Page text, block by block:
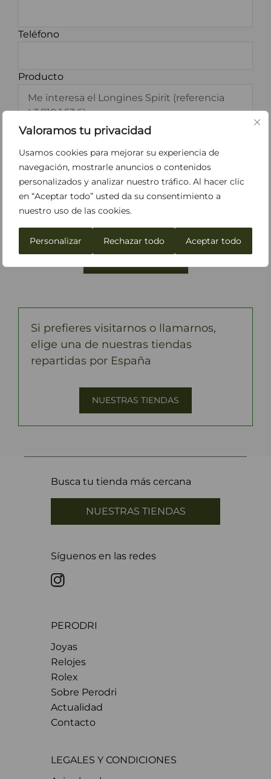
Valoramos tu privacidad
Usamos cookies para mejorar su experiencia de
navegación, mostrarle anuncios o contenidos
personalizados y analizar nuestro tráfico. Al hacer clic
en “Aceptar todo” usted da su consentimiento a
nuestro uso de las cookies.
Personalizar Rechazar todo Aceptar todo
Teléfono
Producto
*He leído y acepto los
Condiciones
Acepto recibir información sobre Perodri.
Si prefieres visitarnos o llamarnos,
elige una de nuestras tiendas
repartidas por España
NUESTRAS TIENDAS
Busca tu tienda más cercana
NUESTRAS TIENDAS
Síguenos en las redes
PERODRI
Joyas
Relojes
Rolex
Sobre Perodri
Actualidad
Contacto
LEGALES Y CONDICIONES